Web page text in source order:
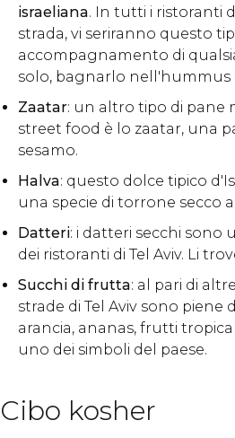
israeliana. In tutti i ristoranti
strada, vi seriranno questo
accompagnamento di
solo, bagnarlo nell'hummus
Zaatar: un altro tipo di pane
street food è lo zaatar, una
sesamo.
Halva: questo dolce tipico
una specie di torrone secco a
Datteri: i datteri secchi sono
dei ristoranti di Tel Aviv. Li
Succhi di frutta: al pari di
strade di Tel Aviv sono
arancia, ananas, frutti
uno dei simboli del paese.
Cibo kosher